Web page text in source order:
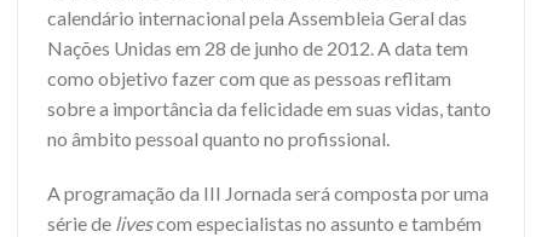
calendário internacional pela Assembleia Geral das
Nações Unidas em 28 de junho de 2012. A data tem
como objetivo fazer com que as pessoas reflitam
sobre a importância da felicidade em suas vidas, tanto
no âmbito pessoal quanto no profissional.
A programação da III Jornada será composta por uma
série de livescom especialistas no assunto e também